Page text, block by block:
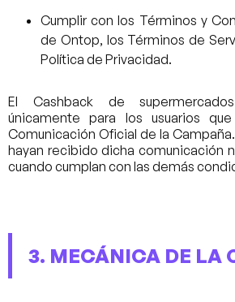
Cumplir con los Términos y
de Ontop, los Términos de
Política de Privacidad.
El Cashback de
únicamente para los usuarios
Comunicación Oficial de la
hayan recibido dicha comunicación
cuando cumplan con las demás
3. MECÁNICA DE LA